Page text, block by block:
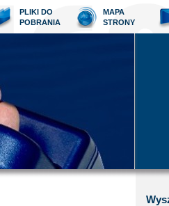
PLIKI DO
POBRANIA
MAPA
STRONY